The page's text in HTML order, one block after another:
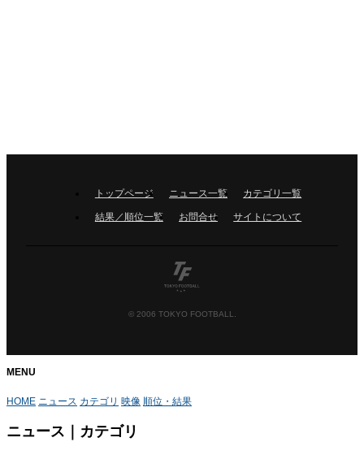
トップページ ニュース一覧 カテゴリ一覧
結果／順位一覧 お問合せ サイトについて
© 2006 TOKYO FOOTBALL.
MENU
HOME ニュース カテゴリ 映像 順位・結果
ニュース｜カテゴリ